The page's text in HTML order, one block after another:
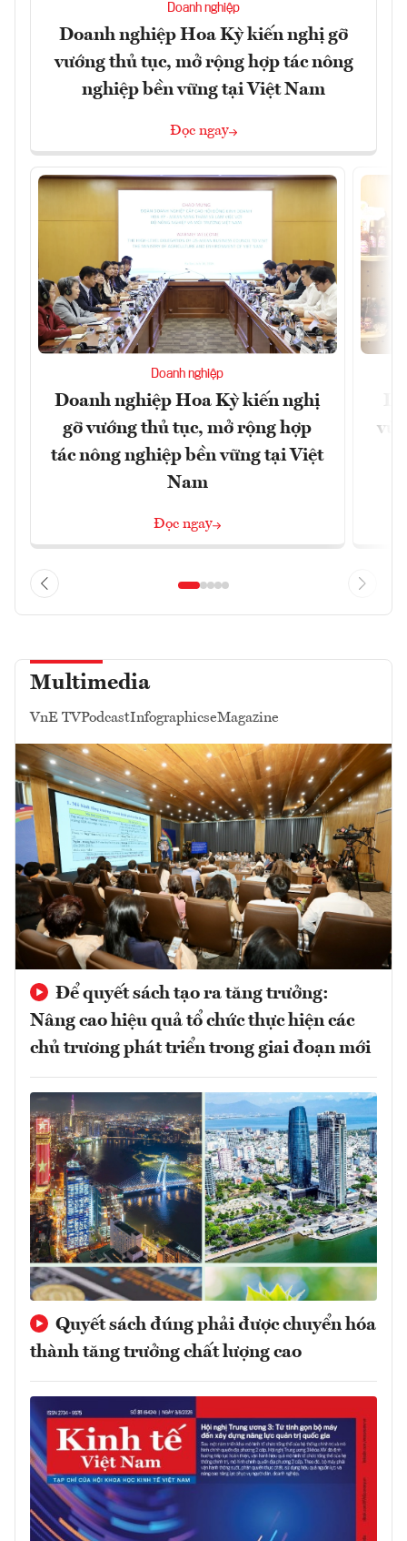
Doanh nghiệp
Doanh nghiệp Hoa Kỳ kiến nghị gỡ
vướng thủ tục, mở rộng hợp tác nông
nghiệp bền vững tại Việt Nam
Đọc ngay
Doanh nghiệp
Doanh nghiệp Hoa Kỳ kiến nghị
gỡ vướng thủ tục, mở rộng hợp
tác nông nghiệp bền vững tại Việt
Nam
Đọc ngay
Multimedia
VnE TVPodcastInfographicseMagazine
Để quyết sách tạo ra tăng trưởng:
Nâng cao hiệu quả tổ chức thực hiện các
chủ trương phát triển trong giai đoạn mới
Quyết sách đúng phải được chuyển hóa
thành tăng trưởng chất lượng cao